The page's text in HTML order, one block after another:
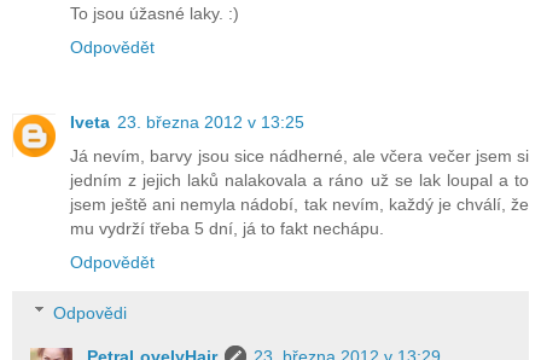
To jsou úžasné laky. :)
Odpovědět
Iveta 23. března 2012 v 13:25
Já nevím, barvy jsou sice nádherné, ale včera večer jsem si
jedním z jejich laků nalakovala a ráno už se lak loupal a to
jsem ještě ani nemyla nádobí, tak nevím, každý je chválí, že
mu vydrží třeba 5 dní, já to fakt nechápu.
Odpovědět
Odpovědi
PetraLovelyHair 23. března 2012 v 13:29